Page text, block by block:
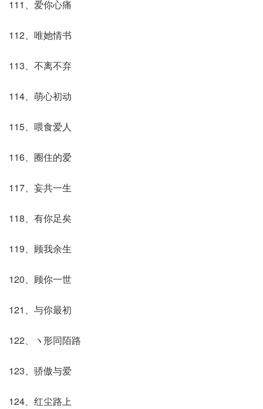
111、爱你心痛
112、唯她情书
113、不离不弃
114、萌心初动
115、喂食爱人
116、圈住的爱
117、妄共一生
118、有你足矣
119、顾我余生
120、顾你一世
121、与你最初
122、ヽ形同陌路
123、骄傲与爱
124、红尘路上